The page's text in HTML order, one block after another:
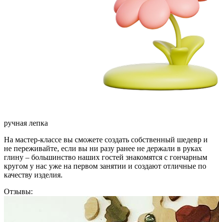
ручная лепка
На мастер-классе вы сможете создать собственный шедевр и
не переживайте, если вы ни разу ранее не держали в руках
глину – большинство наших гостей знакомятся с гончарным
кругом у нас уже на первом занятии и создают отличные по
качеству изделия.
Отзывы: